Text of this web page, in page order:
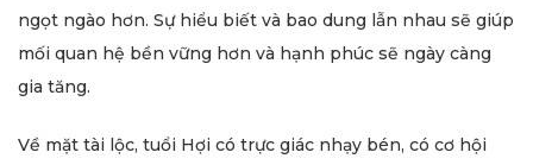
ngọt ngào hơn. Sự hiểu biết và bao dung lẫn nhau sẽ giúp
mối quan hệ bền vững hơn và hạnh phúc sẽ ngày càng
gia tăng.
Về mặt tài lộc, tuổi Hợi có trực giác nhạy bén, có cơ hội